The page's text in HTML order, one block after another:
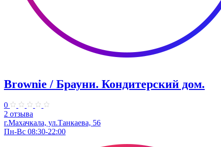
Brownie / Брауни. Кондитерский дом.
0
2 отзыва
г.Махачкала, ул.Танкаева, 56
Пн-Вс 08:30-22:00